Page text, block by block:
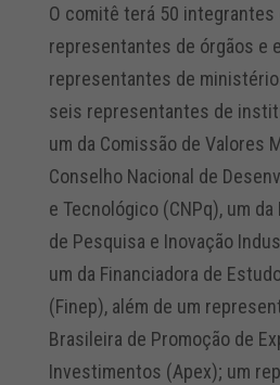
O comitê terá 50 integrantes
representantes de órgãos e
representantes de
seis representantes de
um da Comissão de Valores
Conselho Nacional de
e Tecnológico (CNPq), um
de Pesquisa e Inovação
um da Financiadora de
(Finep), além de um
Brasileira de Promoção de
Investimentos (Apex); um